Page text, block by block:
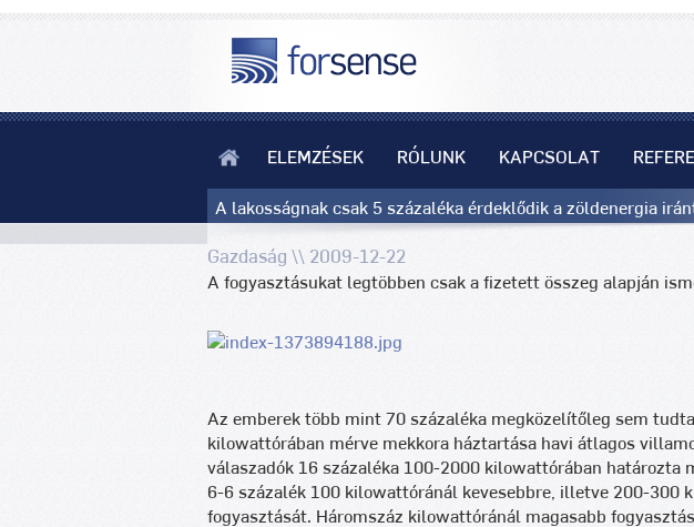
ELEMZÉSEK RÓLUNK KAPCSOLAT
A lakosságnak csak 5 százaléka érdeklődik a zöldenergia
Gazdaság \\ 2009-12-22
A fogyasztásukat legtöbben csak a fizetett összeg alapján
Az emberek több mint 70 százaléka megközelítőleg sem
kilowattórában mérve mekkora háztartása havi átlagos
válaszadók 16 százaléka 100-2000 kilowattórában határozta
6-6 százalék 100 kilowattóránál kevesebbre, illetve 200-300
fogyasztását. Háromszáz kilowattóránál magasabb